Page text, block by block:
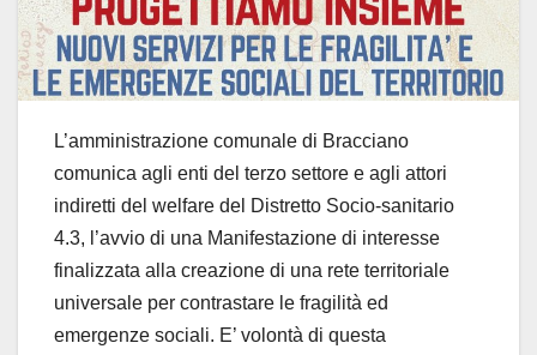
L’amministrazione comunale di Bracciano
comunica agli enti del terzo settore e agli attori
indiretti del welfare del Distretto Socio-sanitario
4.3, l’avvio di una Manifestazione di interesse
finalizzata alla creazione di una rete territoriale
universale per contrastare le fragilità ed
emergenze sociali. E’ volontà di questa